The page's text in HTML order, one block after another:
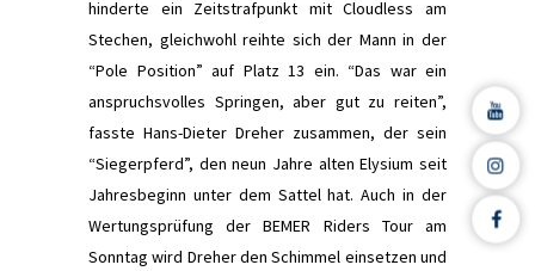
hinderte ein Zeitstrafpunkt mit Cloudless am
Stechen, gleichwohl reihte sich der Mann in der
“Pole Position” auf Platz 13 ein. “Das war ein
anspruchsvolles Springen, aber gut zu reiten”,
fasste Hans-Dieter Dreher zusammen, der sein
“Siegerpferd”, den neun Jahre alten Elysium seit
Jahresbeginn unter dem Sattel hat. Auch in der
Wertungsprüfung der BEMER Riders Tour am
Sonntag wird Dreher den Schimmel einsetzen und